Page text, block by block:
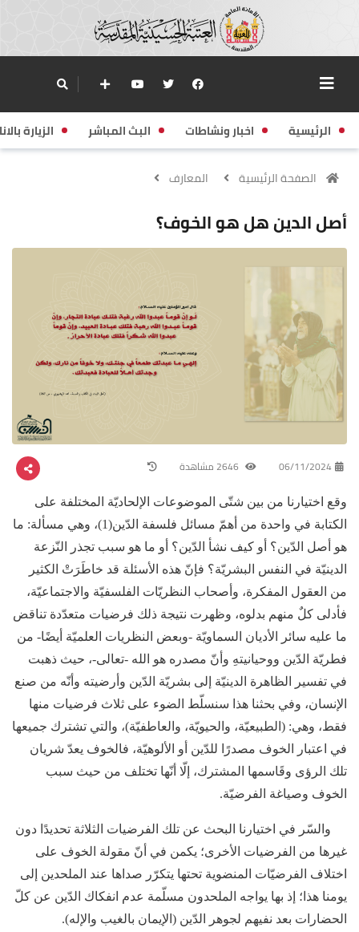
الرئيسية اخبار ونشاطات البث المباشر الزيارة
الصفحة الرئيسية المعارف
أصل الدين هل هو الخوف؟
06/11/2024
وقع اختيارنا من بين شتّى الموضوعات الإلحاديّة المختلفة على
الكتابة في واحدة من أهمّ مسائل فلسفة الدّين(1)، وهي مسألة: ما
هو أصل الدّين؟ أو كيف نشأ الدّين؟ أو ما هو سبب تجذر النّزعة
الدينيّة في النفس البشريّة؟ فإنّ هذه الأسئلة قد خاطَرَتْ الكثير
من العقول المفكرة، وأصحاب النظريّات الفلسفيّة والاجتماعيّة،
فأدلى كلٌ منهم بدلوه، وظهرت نتيجة ذلك فرضيات متعدّدة تناقض
ما عليه سائر الأديان السماويّة -وبعض النظريات العلميّة أيضًا- من
فطريّة الدّين ووحيانيتهِ وأنّ مصدره هو الله -تعالى-، حيث ذهبت
في تفسير الظاهرة الدينيّة إلى بشريّة الدّين وأرضيته وأنّه من صنع
الإنسان، وفي بحثنا هذا سنسلّط الضوء على ثلاث فرضيات منها
فقط، وهي: (الطبيعيّة، والحيويّة، والعاطفيّة)، والتي تشترك جميعها
في اعتبار الخوف مصدرًا للدّين أو الألوهيّة، فالخوف يعدّ شريان
تلك الرؤى وقَاسمها المشترك، إلّا أنّها تختلف من حيث سبب
الخوف وصياغة الفرضيّة.
والسّر في اختيارنا البحث عن تلك الفرضيات الثلاثة تحديدًا دون
غيرها من الفرضيات الأخرى؛ يكمن في أنّ مقولة الخوف على
اختلاف الفرضيّات المنضوية تحتها يتكرّر صداها عند الملحدين إلى
يومنا هذا؛ إذ بها يواجه الملحدون مسلّمة عدم انفكاك الدّين عن كلّ
الحضارات بعد نفيهم لجوهر الدّين (الإيمان بالغيب والإله).